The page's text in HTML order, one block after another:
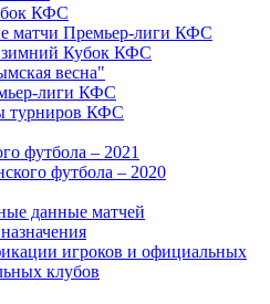
КФС
матчи Премьер-лиги КФС
Кубок КФС
весна"
лиги КФС
турниров КФС
футбола – 2021
футбола – 2020
данные матчей
игроков и официальных
клубов